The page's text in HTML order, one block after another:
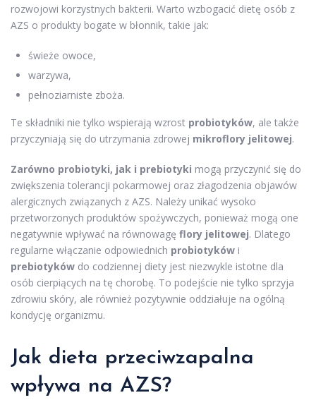
rozwojowi korzystnych bakterii. Warto wzbogacić dietę osób z
AZS o produkty bogate w błonnik, takie jak:
świeże owoce,
warzywa,
pełnoziarniste zboża.
Te składniki nie tylko wspierają wzrost probiotyków, ale także
przyczyniają się do utrzymania zdrowej mikroflory jelitowej.
Zarówno probiotyki, jak i prebiotyki mogą przyczynić się do
zwiększenia tolerancji pokarmowej oraz złagodzenia objawów
alergicznych związanych z AZS. Należy unikać wysoko
przetworzonych produktów spożywczych, ponieważ mogą one
negatywnie wpływać na równowagę flory jelitowej. Dlatego
regularne włączanie odpowiednich probiotyków i
prebiotyków do codziennej diety jest niezwykle istotne dla
osób cierpiących na tę chorobę. To podejście nie tylko sprzyja
zdrowiu skóry, ale również pozytywnie oddziałuje na ogólną
kondycję organizmu.
Jak dieta przeciwzapalna
wpływa na AZS?